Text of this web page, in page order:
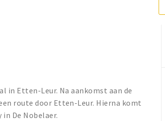
in Etten-Leur. Na aankomst aan de
route door Etten-Leur. Hierna komt
De Nobelaer.